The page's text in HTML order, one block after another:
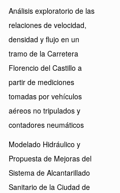
Análisis exploratorio de las
relaciones de velocidad,
densidad y flujo en un
tramo de la Carretera
Florencio del Castillo a
partir de mediciones
tomadas por vehículos
aéreos no tripulados y
contadores neumáticos
Modelado Hidráulico y
Propuesta de Mejoras del
Sistema de Alcantarillado
Sanitario de la Ciudad de